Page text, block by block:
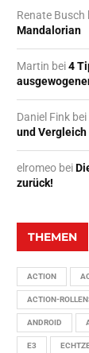
Renate Busch
Mandalorian
Martin bei4
Daniel Fink bei
und Vergleich
elromeo bei
zurück!
THEMEN
ACTION
ACTION-
ANDROID
E3